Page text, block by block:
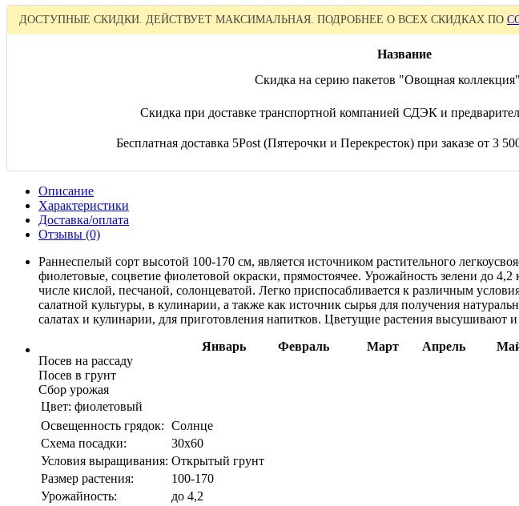
ДОСТУПНЫЕ СКИДКИ. ДЕЙСТВУЕТ МАКСИМАЛЬНАЯ. ПОДРОБНЕЕ О ВСЕХ СКИДКАХ ПО
Название
Скидка на серию пакетов "Овощная
Скидка при доставке транспортной компанией СДЭК и
Бесплатная доставка 5Post (Пятерочки и Перекресток) при заказе от 3
Описание
Характеристики
Доставка/оплата
Отзывы (0)
Раннеспелый сорт высотой 100-170 см, является источником растительного
фиолетовые, соцветие фиолетовой окраски, прямостоячее. Урожайность зелени до
числе кислой, песчаной, солонцеватой. Легко приспосабливается к различным
салатной культуры, в кулинарии, а также как источник сырья для получения
салатах и кулинарии, для приготовления напитков. Цветущие растения высушивают
Январь
Февраль Март Апрель
Посев на рассаду
Посев в грунт
Сбор урожая
Цвет: фиолетовый
Освещенность грядок: Солнце
Схема посадки:
30х60
Условия выращивания: Открытый грунт
Размер растения:
100-170
Урожайность:
до 4,2